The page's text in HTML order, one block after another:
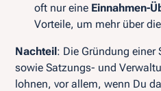
oft nur eine Einnahmen-
Vorteile, um mehr über
Nachteil: Die Gründung
sowie Satzungs- und
lohnen, vor allem, wenn Du